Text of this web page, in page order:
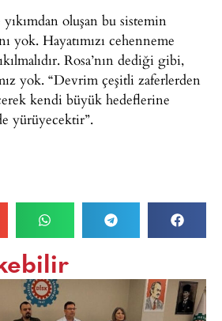
oluşan bu sistemin
yok. Hayatımızı cehenneme
Rosa’nın dediği gibi,
yok. “Devrim çeşitli zaferlerden
kendi büyük hedeflerine
yürüyecektir”.